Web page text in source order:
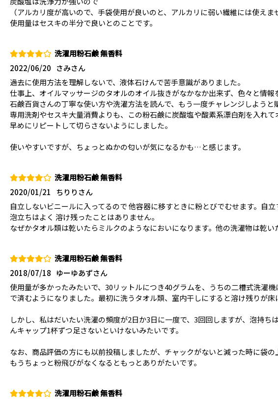
（アルカリ度が高いので、手袋使用が良いのと、アルカリに弱い繊維には使えま
使用量はセスキの半分で良いとのことです。
洗濯用粉石鹸 無香料
さみさん
2022/06/20
過去に使用方法を理解しないで、液体石けんで苦手意識がありました。
仕事上、オイルマッサージのタオルのオイル抜きがなかなか出来ず、色々と情報
石鹸百貨さんの丁寧な使い方や洗濯方法を読んで、もう一度チャレンジしようと
専用洗剤やセスキ大量消費よりも、この粉石鹸に炭酸塩や酸素系漂白剤を入れ
早めにリピートして切らさないようにしました。
使いやすいですが、ちょっとぬかの匂いが気になるかも…と感じます。
洗濯用粉石鹸 無香料
ちりりさん
2020/01/21
自立しないビニールに入ってるので 他容器に移すときに粉とびでむせます。自
泡立ちはよく 溶け残ったことはありません。
なぜかタオル類は乾いたらミルクのようなにおいになります。他の洗濯物は乾い
洗濯用粉石鹸 無香料
ゆーゆあずさん
2018/07/18
使用量が多かったみたいで、30リットルにつき40グラムを、うちの二槽式洗濯
で済むようになりました。最初に洗うタオル類、室内干しにすると溶け残りが
しかし、私はだいたい洗濯の頻度が2日か3日に一度で、3回回しますが、泡持
んキャップ1杯ずつ足さないといけないみたいです。
なお、商品評価の方にも以前投稿しましたが、チャックがないと減った時に袋の
もうちょっと粉飛びがなくなるともっとありがたいです。
洗濯用粉石鹸 無香料